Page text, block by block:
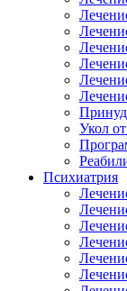
Укол
Психиатрия